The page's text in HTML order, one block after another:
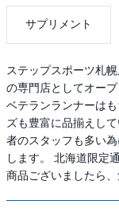
サプリメント
ステップスポーツ札
の専門店としてオー
ベテランランナーは
ズも豊富に品揃えし
者のスタッフも多い
します。 北海道限定
商品ございましたら